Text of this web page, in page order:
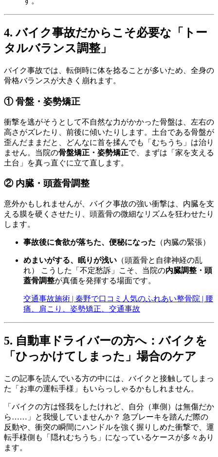
4. バイク事故だからこそ必要な「トー
タルバランス調整」
バイク事故では、転倒時に体を捻ることが多いため、全身の
骨格バランスが大きく崩れます。
① 骨盤・姿勢矯正
衝撃を逃がそうとして不自然な力がかかった骨盤は、左右の
高さがズレたり、前後に傾いたりします。土台である骨盤が
歪んだままだと、どんなに首を揉んでも「むちうち」は治り
ません。当院の骨盤矯正・姿勢矯正で、まずは「家を支える
土台」を真っ直ぐに立て直します。
② 内臓・頭蓋骨調整
意外かもしれませんが、バイク事故の強い衝撃は、内臓を支
える膜を硬くさせたり、頭蓋骨の微細なリズムを狂わせたり
します。
事故後に食欲が落ちた、便秘になった （内臓の緊張）
めまいがする、眠りが浅い （頭蓋骨と自律神経の乱
れ） こうした「不定愁訴」こそ、当院の内臓調整・頭
蓋骨調整が真価を発揮する場面です。
交通事故施術 | 秦野で口コミ人気のふれあい整骨院 | 腰
痛、肩こり、姿勢矯正、交通事故
5. 自動車ドライバーの方へ：バイクを
「ひっかけてしまった」場合のケア
この記事を読んでいる方の中には、バイクと接触してしまっ
た「お車の運転手様」もいらっしゃるかもしれません。
「バイクの方は怪我をしたけれど、自分（車側）は無傷だか
ら……」と我慢していませんか？ 急ブレーキを踏んだ際の
反動や、衝突の瞬間にハンドルを強く握りしめた衝撃で、運
転手様側も「隠れむちうち」になっているケースが多々あり
ます。